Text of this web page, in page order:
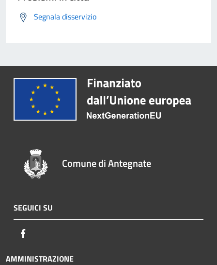
Segnala disservizio
Comune di Antegnate
SEGUICI SU
AMMINISTRAZIONE